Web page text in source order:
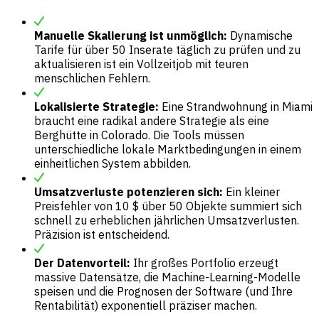
Manuelle Skalierung ist unmöglich: Dynamische
Tarife für über 50 Inserate täglich zu prüfen und zu
aktualisieren ist ein Vollzeitjob mit teuren
menschlichen Fehlern.
Lokalisierte Strategie: Eine Strandwohnung in Miami
braucht eine radikal andere Strategie als eine
Berghütte in Colorado. Die Tools müssen
unterschiedliche lokale Marktbedingungen in einem
einheitlichen System abbilden.
Umsatzverluste potenzieren sich: Ein kleiner
Preisfehler von 10 $ über 50 Objekte summiert sich
schnell zu erheblichen jährlichen Umsatzverlusten.
Präzision ist entscheidend.
Der Datenvorteil: Ihr großes Portfolio erzeugt
massive Datensätze, die Machine-Learning-Modelle
speisen und die Prognosen der Software (und Ihre
Rentabilität) exponentiell präziser machen.